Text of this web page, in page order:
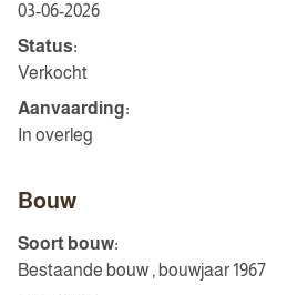
03-06-2026
Status:
Verkocht
Aanvaarding:
In overleg
Bouw
Soort bouw:
Bestaande bouw , bouwjaar 1967